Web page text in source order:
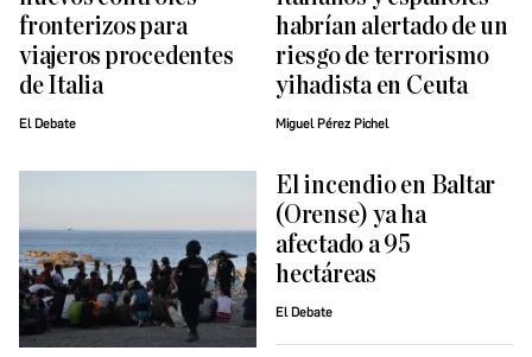
fronterizos para
viajeros procedentes
de Italia
El Debate
habrían alertado de un
riesgo de terrorismo
yihadista en Ceuta
Miguel Pérez Pichel
El incendio en Baltar
(Orense) ya ha
afectado a 95
hectáreas
El Debate